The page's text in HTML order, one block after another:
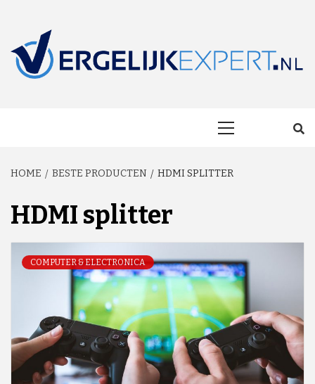
content
HOME BESTE PRODUCTEN HDMI SPLITTER
HDMI splitter
COMPUTER & ELECTRONICA